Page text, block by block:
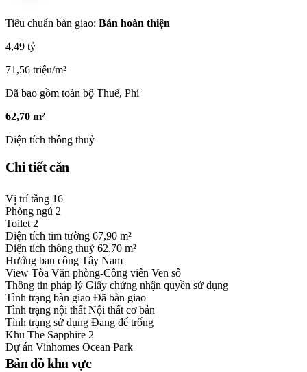
Tiêu chuẩn bàn giao: Bán hoàn thiện
4,49 tỷ
71,56 triệu/m²
Đã bao gồm toàn bộ Thuế, Phí
62,70 m²
Diện tích thông thuỷ
Chi tiết căn
Vị trí tầng 16
Phòng ngủ 2
Toilet 2
Diện tích tim tường 67,90 m²
Diện tích thông thuỷ 62,70 m²
Hướng ban công Tây Nam
View Tòa Văn phòng-Công viên Ven sô
Thông tin pháp lý Giấy chứng nhận quyền sử dụng
Tình trạng bàn giao Đã bàn giao
Tình trạng nội thất Nội thất cơ bản
Tình trạng sử dụng Đang để trống
Khu The Sapphire 2
Dự án Vinhomes Ocean Park
Bản đồ khu vực